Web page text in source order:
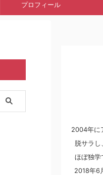
プロフィール
2004年に
脱サラし
ほぼ独学
2018年6